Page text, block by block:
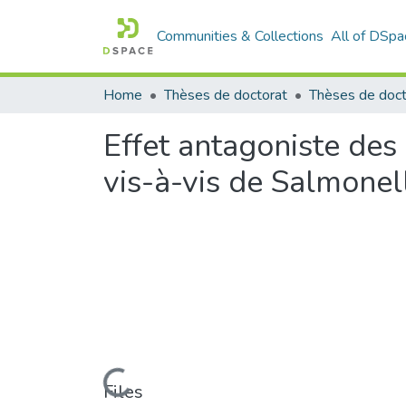
Communities & Collections All of
Home Thèses de doctorat Thèses de
Effet antagoniste
vis-à-vis de
Loading...
Files